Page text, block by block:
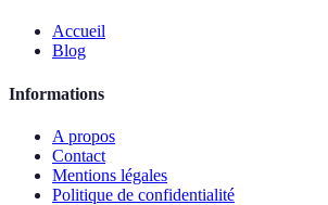
Accueil
Blog
Informations
A propos
Contact
Mentions légales
Politique de confidentialité